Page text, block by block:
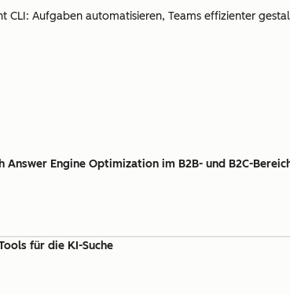
CLI: Aufgaben automatisieren, Teams effizienter
Answer Engine Optimization im B2B- und B2C-
für die KI-Suche